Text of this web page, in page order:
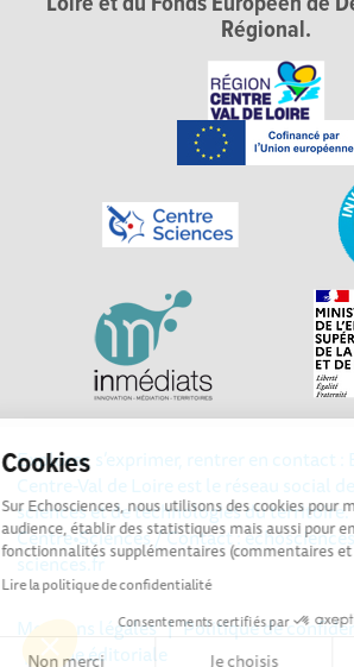
Cookies
Sur Echosciences, nous utilisons des cookies
audience, établir des statistiques mais aussi
fonctionnalités supplémentaires (commentaires
Lire la politique de confidentialité
Consentements certifiés par
Non merci Je choisis
Régional.
Explorer, s’exprimer, rentrer en contact :
Centre-Val de Loire est le réseau social
sciences et de technologies du territoire.
Centre•Sciences/ Contact :
sciences.fr
Mentions légales|Politique de
|Ligne éditoriale